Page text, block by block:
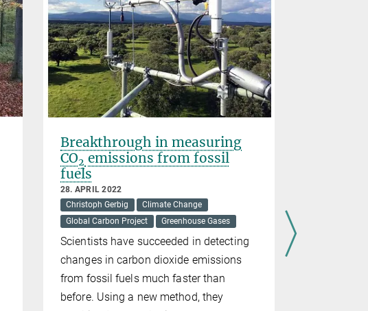
Breakthrough in measuring
CO2 emissions from fossil
fuels
28. APRIL 2022
Christoph Gerbig
Climate Change
Global Carbon Project
Greenhouse Gases
Scientists have succeeded in detecting
changes in carbon dioxide emissions
from fossil fuels much faster than
before. Using a new method, they